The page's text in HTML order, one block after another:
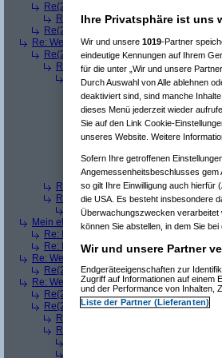
Re(2): Welches ETWAS hab ihr
Re(3): Welches ETWAS hab ihr
Re(2): Welches ETWAS hab ihr
Re: Welches ETWAS hab ihr bekommen..(
Re(2): Welches ETWAS hab ihr
Re(3): Welches ETWAS hab ihr
Re(4): Welches ETWAS hab ihr
Re(5): Welches ETWAS hab ihr
Re(6): Welches ETWAS hab
Re(5): Welches ETWAS hab ihr
Re(6): Welches ETWAS hab
Re(7): Welches ETWAS
Re(9): Welches
Re(5): Welches ETWAS hab ihr
Re(3): Welches ETWAS hab ihr
Re(3): Welches ETWAS hab ihr
Re(4): Welches ETWAS hab ihr
Mein etwas(Winnie_Pooham 23.12.2008,
Re: Mein etwas
am 23.12.2008,
Re: Mein etwas(q.e.d.am 23.12.2008,
Re: Welches ETWAS hab ihr bekommen..
Re(2): Welches ETWAS hab ihr
Re: Welches ETWAS hab ihr bekommen..(
Re(2): Welches ETWAS hab ihr
Re(2): Welches ETWAS hab ihr
Re(3): Welches ETWAS hab ihr
Re(3): Welches ETWAS hab ihr
Ihre Privatsphäre ist uns
Wir und unsere 1019-Partner
eindeutige Kennungen auf Ihrem
für die unter „Wir und unsere
Durch Auswahl von Alle ablehnen
deaktiviert sind, sind manche
dieses Menü jederzeit wieder
Sie auf den Link Cookie-
unseres Website. Weitere
Sofern Ihre getroffenen
Angemessenheitsbeschlusses gem
so gilt Ihre Einwilligung auch hierfür
die USA. Es besteht insbesondere
Überwachungszwecken verarbeitet
können Sie abstellen, in dem Sie
Wir und unsere Partner
Endgeräteeigenschaften zur
Zugriff auf Informationen auf einem
und der Performance von Inhalten,
Liste der Partner (Lieferanten)